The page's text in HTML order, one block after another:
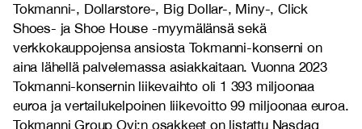
Tokmanni-, Dollarstore-, Big Dollar-, Miny-, Click
Shoes- ja Shoe House -myymälänsä sekä
verkkokauppojensa ansiosta Tokmanni-konserni on
aina lähellä palvelemassa asiakkaitaan. Vuonna 2023
Tokmanni-konsernin liikevaihto oli 1 393 miljoonaa
euroa ja vertailukelpoinen liikevoitto 99 miljoonaa euroa.
Tokmanni Group Oyj:n osakkeet on listattu Nasdaq